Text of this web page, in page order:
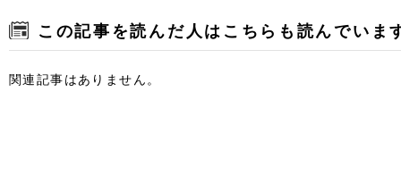
この記事を読んだ人はこちらも読んでいま
関連記事はありません。